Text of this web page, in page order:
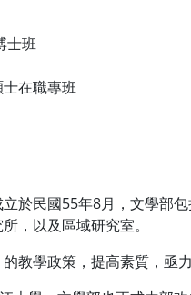
士班
在職專班
於民國55年8月，文學部
，以及區域研究室。
教學政策，提高素質，亟